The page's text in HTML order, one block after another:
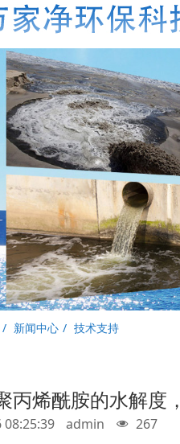
新闻中心 技术支持
丙烯酰胺的水解度
08:25:39 admin 267